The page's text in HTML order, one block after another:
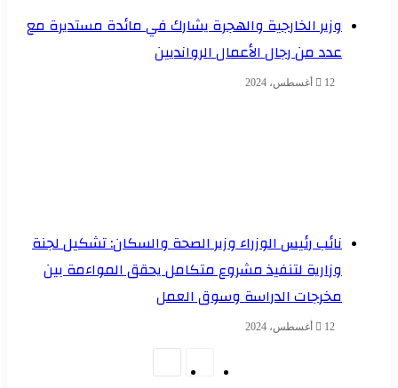
وزير الخارجية والهجرة يشارك في مائدة مستديرة مع
عدد من رجال الأعمال الروانديين
12 أغسطس، 2024
نائب رئيس الوزراء وزير الصحة والسكان: تشكيل لجنة
وزارية لتنفيذ مشروع متكامل يحقق المواءمة بين
مخرجات الدراسة وسوق العمل
12 أغسطس، 2024